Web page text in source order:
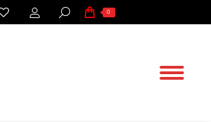
Search: 0